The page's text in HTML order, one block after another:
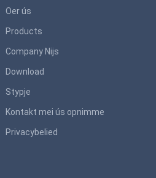
Oer ús
Products
Company Nijs
Download
Stypje
Kontakt mei ús opnimme
Privacybelied